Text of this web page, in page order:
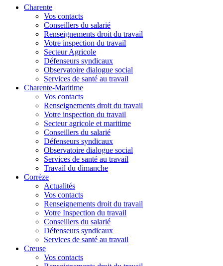
Charente
Vos contacts
Conseillers du salarié
Renseignements droit du travail
Votre inspection du travail
Secteur Agricole
Défenseurs syndicaux
Observatoire dialogue social
Services de santé au travail
Charente-Maritime
Vos contacts
Renseignements droit du travail
Votre inspection du travail
Secteur agricole et maritime
Conseillers du salarié
Défenseurs syndicaux
Observatoire dialogue social
Services de santé au travail
Travail du dimanche
Corrèze
Actualités
Vos contacts
Renseignements droit du travail
Votre Inspection du travail
Conseillers du salarié
Défenseurs syndicaux
Services de santé au travail
Creuse
Vos contacts